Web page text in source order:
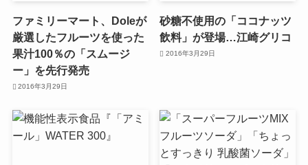
ファミリーマート、Doleが
厳選したフルーツを使った
果汁100％の「スムージ
ー」を先行発売
2016年3月29日
砂糖不使用の「ココナッツ
飲料」が登場…江崎グリコ
2016年3月29日